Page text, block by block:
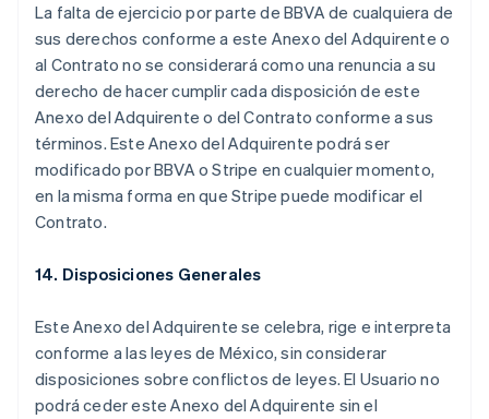
La falta de ejercicio por parte de BBVA de cualquiera de
sus derechos conforme a este Anexo del Adquirente o
al Contrato no se considerará como una renuncia a su
derecho de hacer cumplir cada disposición de este
Anexo del Adquirente o del Contrato conforme a sus
términos. Este Anexo del Adquirente podrá ser
modificado por BBVA o Stripe en cualquier momento,
en la misma forma en que Stripe puede modificar el
Contrato.
14. Disposiciones Generales
Este Anexo del Adquirente se celebra, rige e interpreta
conforme a las leyes de México, sin considerar
disposiciones sobre conflictos de leyes. El Usuario no
podrá ceder este Anexo del Adquirente sin el
English
Estonia
English
Finland
France
Germany
DeutschEnglish
Gibraltar
Greece
English简体中文
Hungary
English
India